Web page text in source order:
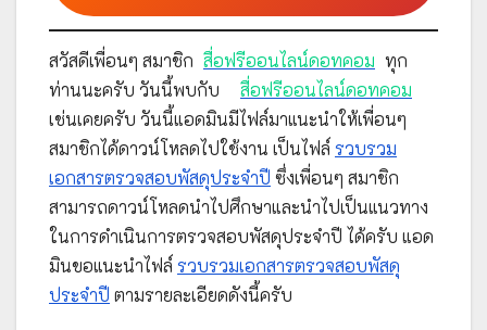
สวัสดีเพื่อนๆ สมาชิก สื่อฟรีออนไลน์ดอทคอม ทุก
ท่านนะครับ วันนี้พบกับ
สื่อฟรีออนไลน์ดอทคอม
เช่นเคยครับ วันนี้แอดมินมีไฟล์มาแนะนำให้เพื่อนๆ
สมาชิกได้ดาวน์โหลดไปใช้งาน เป็นไฟล์ รวบรวม
เอกสารตรวจสอบพัสดุประจำปี ซึ่งเพื่อนๆ สมาชิก
สามารถดาวน์โหลดนำไปศึกษาและนำไปเป็นแนวทาง
ในการดำเนินการตรวจสอบพัสดุประจำปี ได้ครับ แอด
มินขอแนะนำไฟล์ รวบรวมเอกสารตรวจสอบพัสดุ
ประจำปี ตามรายละเอียดดังนี้ครับ